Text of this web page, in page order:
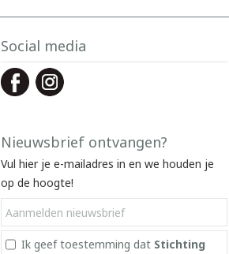
Social media
Nieuwsbrief ontvangen?
Vul hier je e-mailadres in en we houden je
op de hoogte!
Ik geef toestemming dat Stichting